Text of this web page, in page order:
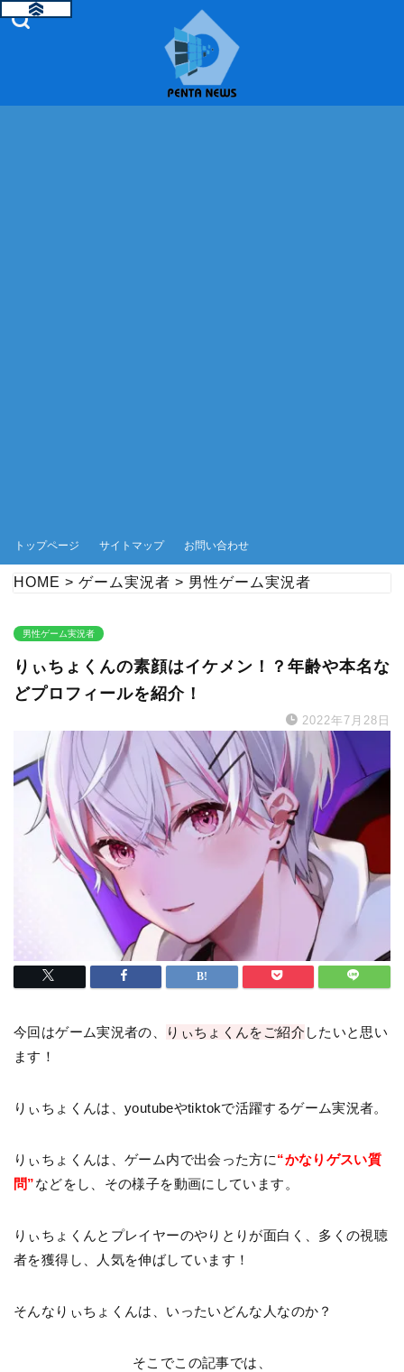
トップページ サイトマップ お問い合わせ
HOME > ゲーム実況者 > 男性ゲーム実況者
男性ゲーム実況者
りぃちょくんの素顔はイケメン！？年齢や本名な
どプロフィールを紹介！
2022年7月28日
今回はゲーム実況者の、 りぃちょくんをご紹介 したいと思い
ます！
りぃちょくんは、youtubeやtiktokで活躍するゲーム実況者。
りぃちょくんは、ゲーム内で出会った方に“かなりゲスい質
問”などをし、その様子を動画にしています。
りぃちょくんとプレイヤーのやりとりが面白く、多くの視聴
者を獲得し、人気を伸ばしています！
そんなりぃちょくんは、いったいどんな人なのか？
そこでこの記事では、